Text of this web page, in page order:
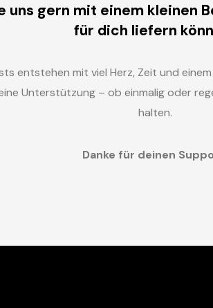
uns gern mit einem
für dich liefern
entstehen mit viel Herz, Zeit und
Unterstützung – ob einmalig oder
halten.
Danke für deinen